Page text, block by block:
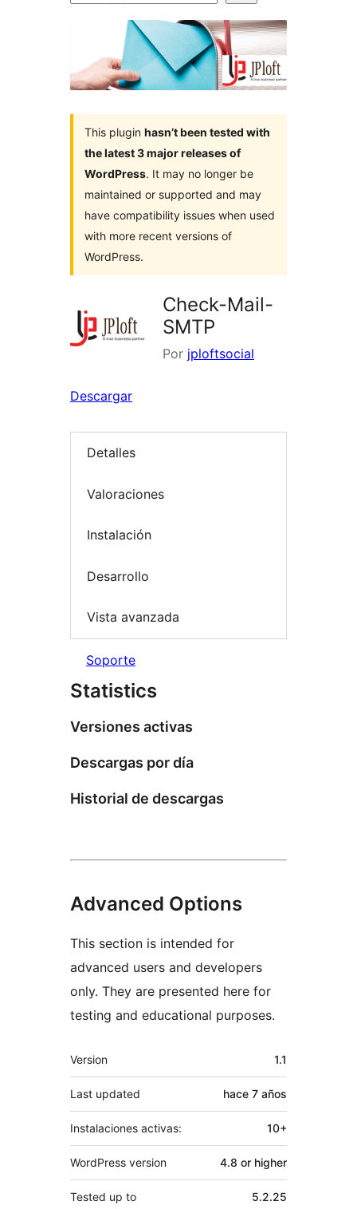
This plugin hasn’t been tested with
the latest 3 major releases of
WordPress. It may no longer be
maintained or supported and may
have compatibility issues when used
with more recent versions of
WordPress.
Check-Mail-
SMTP
Por jploftsocial
Descargar
Detalles
Valoraciones
Instalación
Desarrollo
Vista avanzada
Soporte
Statistics
Versiones activas
Descargas por día
Historial de descargas
Advanced Options
This section is intended for
advanced users and developers
only. They are presented here for
testing and educational purposes.
Meta
Version 1.1
Last updated hace 7 años
Instalaciones activas: 10+
WordPress version 4.8 or higher
Tested up to 5.2.25